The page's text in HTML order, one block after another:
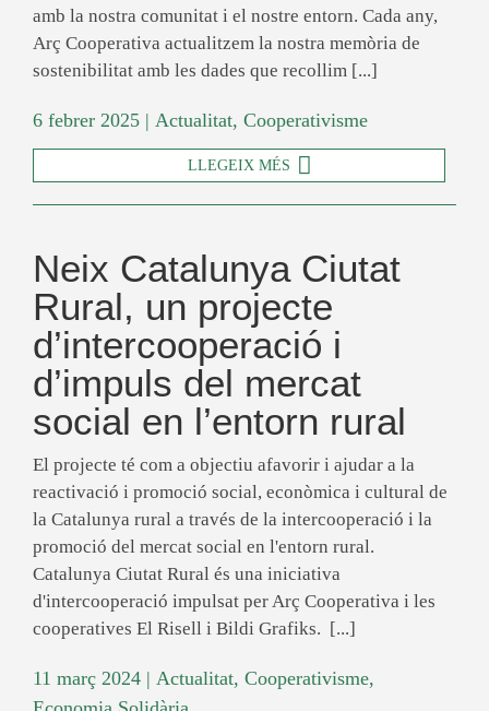
amb la nostra comunitat i el nostre entorn. Cada any,
Arç Cooperativa actualitzem la nostra memòria de
sostenibilitat amb les dades que recollim [...]
6 febrer 2025 | Actualitat, Cooperativisme
LLEGEIX MÉS
Neix Catalunya Ciutat
Rural, un projecte
d’intercooperació i
d’impuls del mercat
social en l’entorn rural
El projecte té com a objectiu afavorir i ajudar a la
reactivació i promoció social, econòmica i cultural de
la Catalunya rural a través de la intercooperació i la
promoció del mercat social en l'entorn rural.
Catalunya Ciutat Rural és una iniciativa
d'intercooperació impulsat per Arç Cooperativa i les
cooperatives El Risell i Bildi Grafiks. [...]
11 març 2024 | Actualitat, Cooperativisme,